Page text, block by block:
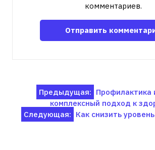
комментариев.
Навигация
по
записям
Предыдущая: Профилактика
комплексный подход к
Следующая: Как снизить